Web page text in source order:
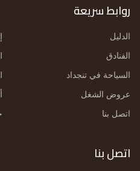
روابط سريعة
الدليل
الفنادق
السياحة في تنجداد
عروض الشغل
اتصل بنا
اتصل بنا